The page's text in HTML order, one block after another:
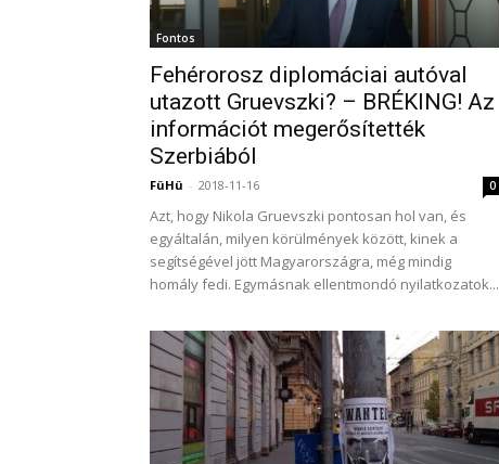
Fontos
Fehérorosz diplomáciai autóval
utazott Gruevszki? – BRÉKING! Az
információt megerősítették
Szerbiából
FüHü - 2018-11-16 0
Azt, hogy Nikola Gruevszki pontosan hol van, és
egyáltalán, milyen körülmények között, kinek a
segítségével jött Magyarországra, még mindig
homály fedi. Egymásnak ellentmondó nyilatkozatok...